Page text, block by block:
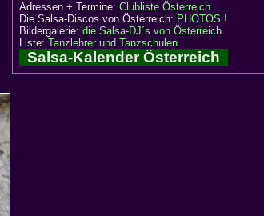
Adressen + Termine: Clubliste Österreich
Die Salsa-Discos von Österreich: PHOTOS !
Bildergalerie: die Salsa-DJ´s von Österreich
Liste: Tanzlehrer und Tanzschulen
Salsa-Kalender Österreich